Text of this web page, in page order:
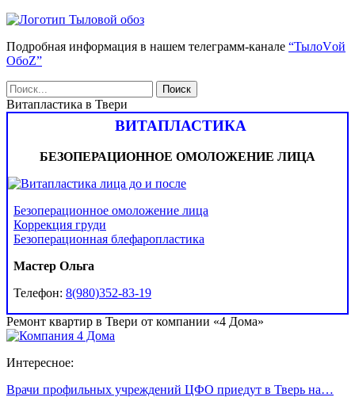
Подробная информация в нашем телеграмм-канале “ТылоVой
ОбоZ”
Витапластика в Твери
ВИТАПЛАСТИКА
БЕЗОПЕРАЦИОННОЕ ОМОЛОЖЕНИЕ ЛИЦА
Безоперационное омоложение лица
Коррекция груди
Безоперационная блефаропластика
Мастер Ольга
Телефон: 8(980)352-83-19
Ремонт квартир в Твери от компании «4 Дома»
Интересное:
Врачи профильных учреждений ЦФО приедут в Тверь на…